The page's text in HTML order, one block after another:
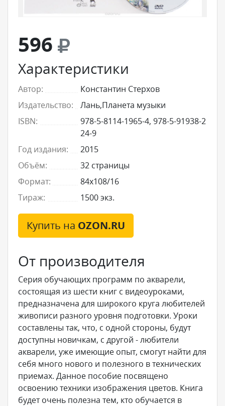
596
Характеристики
Автор:
Константин Стерхов
Издательство:
Лань,Планета музыки
ISBN:
978-5-8114-1965-4, 978-5-91938-2
24-9
Год издания:
2015
Объём:
32 страницы
Формат:
84x108/16
Тираж:
1500 экз.
Купить на OZON.RU
От производителя
Серия обучающих программ по акварели,
состоящая из шести книг с видеоуроками,
предназначена для широкого круга любителей
живописи разного уровня подготовки. Уроки
составлены так, что, с одной стороны, будут
доступны новичкам, с другой - любители
акварели, уже имеющие опыт, смогут найти для
себя много нового и полезного в технических
приемах. Данное пособие посвящено
освоению техники изображения цветов. Книга
будет очень полезна тем, кто обучается в